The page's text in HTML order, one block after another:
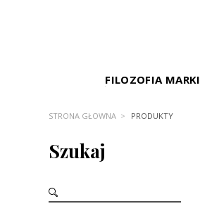
FILOZOFIA MARKI
STRONA GŁÓWNA PRODUKTY
Szukaj